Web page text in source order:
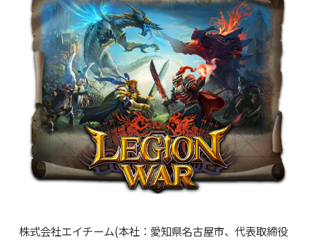
株式会社エイチーム(本社：愛知県名古屋市、代表取締役